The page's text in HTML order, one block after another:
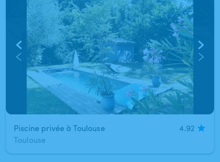
Piscine privée à Toulouse
4.92
Toulouse